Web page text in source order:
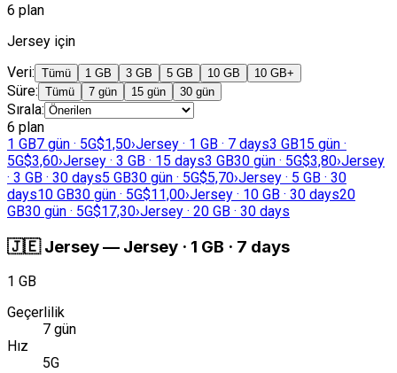
6 plan
Jersey için
Veri: Tümü 1 GB 3 GB 5 GB 10 GB 10 GB+
Süre: Tümü 7 gün 15 gün 30 gün
Sırala:
6 plan
1 GB7 gün · 5G$1,50›Jersey · 1 GB · 7 days3 GB15 gün ·
5G$3,60›Jersey · 3 GB · 15 days3 GB30 gün · 5G$3,80›Jersey
· 3 GB · 30 days5 GB30 gün · 5G$5,70›Jersey · 5 GB · 30
days10 GB30 gün · 5G$11,00›Jersey · 10 GB · 30 days20
GB30 gün · 5G$17,30›Jersey · 20 GB · 30 days
🇯🇪 Jersey— Jersey · 1 GB · 7 days
1 GB
Geçerlilik
7 gün
Hız
5G